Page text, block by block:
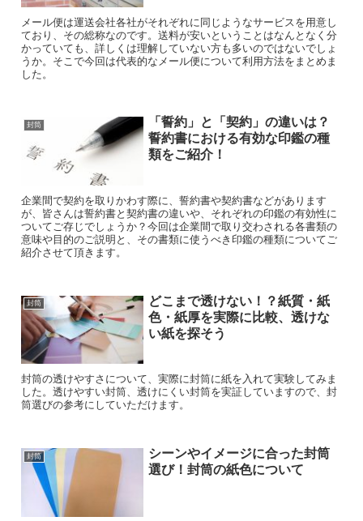
メール便は運送会社各社がそれぞれに同じようなサービスを用意し
ており、その総称なのです。送料が安いということはなんとなく分
かっていても、詳しくは理解していない方も多いのではないでしょ
うか。そこで今回は代表的なメール便について利用方法をまとめま
した。
封筒
「誓約」と「契約」の違いは？
誓約書における有効な印鑑の種
類をご紹介！
企業間で契約を取りかわす際に、誓約書や契約書などがあります
が、皆さんは誓約書と契約書の違いや、それぞれの印鑑の有効性に
ついてご存じでしょうか？今回は企業間で取り交わされる各書類の
意味や目的のご説明と、その書類に使うべき印鑑の種類についてご
紹介させて頂きます。
封筒
どこまで透けない！？紙質・紙
色・紙厚を実際に比較、透けな
い紙を探そう
封筒の透けやすさについて、実際に封筒に紙を入れて実験してみま
した。透けやすい封筒、透けにくい封筒を実証していますので、封
筒選びの参考にしていただけます。
封筒
シーンやイメージに合った封筒
選び！封筒の紙色について